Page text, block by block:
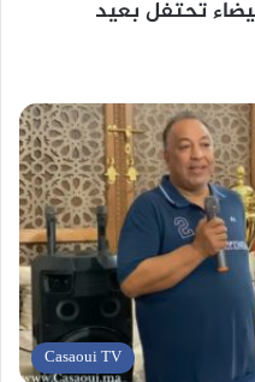
تحتفل بعيد
Casaoui TV